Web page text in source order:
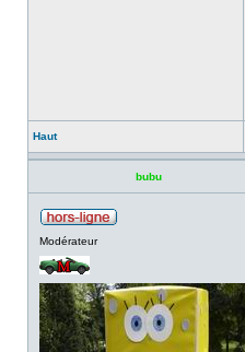
Haut
bubu
Modérateur